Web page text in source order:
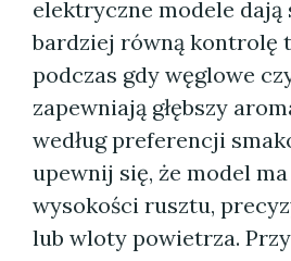
elektryczne modele dają
bardziej równą kontrolę
podczas gdy węglowe
zapewniają głębszy
według preferencji
upewnij się, że model
wysokości rusztu,
lub wloty powietrza.